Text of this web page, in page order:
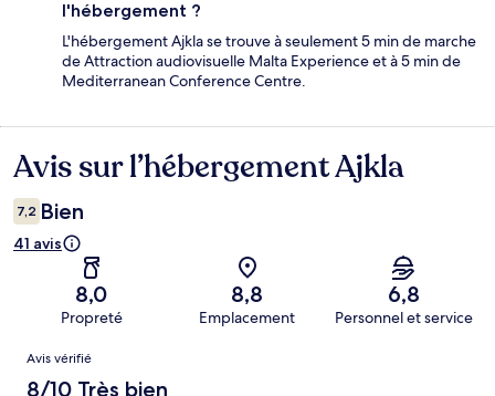
l'hébergement ?
L'hébergement Ajkla se trouve à seulement 5 min de marche
de Attraction audiovisuelle Malta Experience et à 5 min de
Mediterranean Conference Centre.
Avis
Avis sur l’hébergement Ajkla
7,2 Bien
41 avis
8,0
Propreté
8,8
Emplacement
6,8
Personnel et service
Avis
Avis vérifié
8/10 Très bien